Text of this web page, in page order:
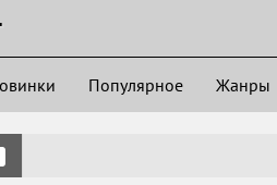
Популярное Жанры